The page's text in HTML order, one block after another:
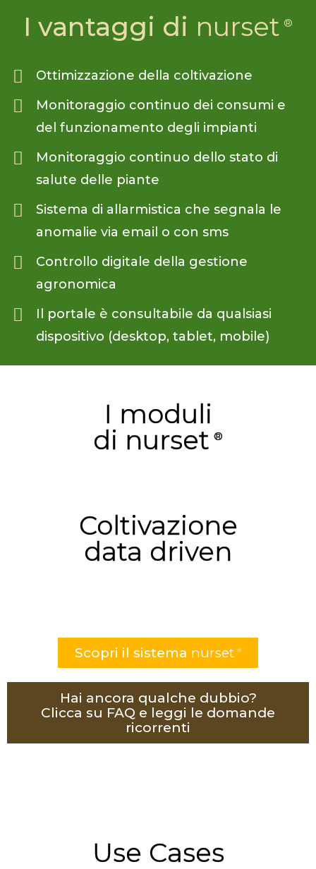
I vantaggi di nurset
Ottimizzazione della coltivazione
Monitoraggio continuo dei consumi e
del funzionamento degli impianti
Monitoraggio continuo dello stato di
salute delle piante
Sistema di allarmistica che segnala le
anomalie via email o con sms
Controllo digitale della gestione
agronomica
Il portale è consultabile da qualsiasi
dispositivo (desktop, tablet, mobile)
I moduli
di nurset
Coltivazione
data driven
Scopri il sistema nurset
Hai ancora qualche dubbio?
Clicca su FAQ e leggi le domande
ricorrenti
Use Cases